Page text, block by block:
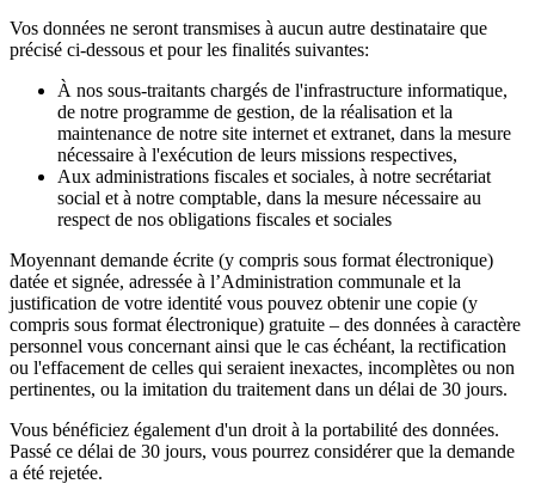
Vos données ne seront transmises à aucun autre destinataire que
précisé ci-dessous et pour les finalités suivantes:
À nos sous-traitants chargés de l'infrastructure informatique,
de notre programme de gestion, de la réalisation et la
maintenance de notre site internet et extranet, dans la mesure
nécessaire à l'exécution de leurs missions respectives,
Aux administrations fiscales et sociales, à notre secrétariat
social et à notre comptable, dans la mesure nécessaire au
respect de nos obligations fiscales et sociales
Moyennant demande écrite (y compris sous format électronique)
datée et signée, adressée à l’Administration communale et la
justification de votre identité vous pouvez obtenir une copie (y
compris sous format électronique) gratuite – des données à caractère
personnel vous concernant ainsi que le cas échéant, la rectification
ou l'effacement de celles qui seraient inexactes, incomplètes ou non
pertinentes, ou la imitation du traitement dans un délai de 30 jours.
Vous bénéficiez également d'un droit à la portabilité des données.
Passé ce délai de 30 jours, vous pourrez considérer que la demande
a été rejetée.